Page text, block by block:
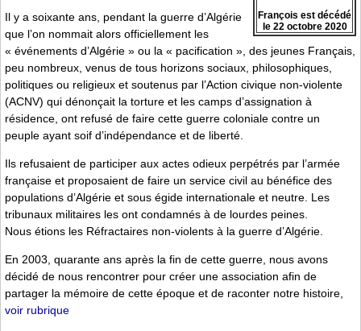
François est décédé
le 22 octobre 2020
Il y a soixante ans, pendant la guerre d’Algérie
que l’on nommait alors officiellement les
« événements d’Algérie » ou la « pacification », des jeunes Français,
peu nombreux, venus de tous horizons sociaux, philosophiques,
politiques ou religieux et soutenus par l’Action civique non-violente
(ACNV) qui dénonçait la torture et les camps d’assignation à
résidence, ont refusé de faire cette guerre coloniale contre un
peuple ayant soif d’indépendance et de liberté.
Ils refusaient de participer aux actes odieux perpétrés par l’armée
française et proposaient de faire un service civil au bénéfice des
populations d’Algérie et sous égide internationale et neutre. Les
tribunaux militaires les ont condamnés à de lourdes peines.
Nous étions les Réfractaires non-violents à la guerre d’Algérie.
En 2003, quarante ans après la fin de cette guerre, nous avons
décidé de nous rencontrer pour créer une association afin de
partager la mémoire de cette époque et de raconter notre histoire,
voir rubrique